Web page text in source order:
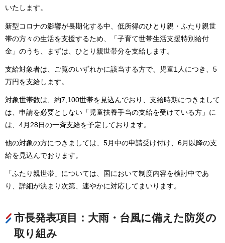
いたします。
新型コロナの影響が長期化する中、低所得のひとり親・ふたり親世
帯の方々の生活を支援するため、「子育て世帯生活支援特別給付
金」のうち、まずは、ひとり親世帯分を支給します。
支給対象者は、ご覧のいずれかに該当する方で、児童1人につき、5
万円を支給します。
対象世帯数は、約7,100世帯を見込んでおり、支給時期につきまして
は、申請を必要としない「児童扶養手当の支給を受けている方」に
は、4月28日の一斉支給を予定しております。
他の対象の方につきましては、5月中の申請受け付け、6月以降の支
給を見込んでおります。
「ふたり親世帯」については、国において制度内容を検討中であ
り、詳細が決まり次第、速やかに対応してまいります。
市長発表項目：大雨・台風に備えた防災の
取り組み